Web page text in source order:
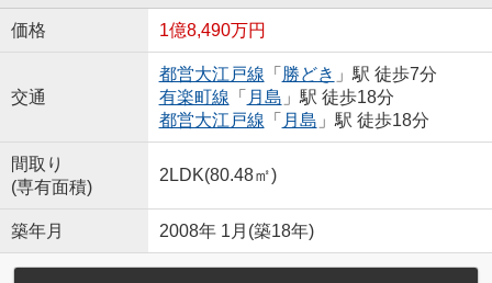
価格 1億8,490万円
交通
都営大江戸線 「 勝どき 」駅 徒歩7分
有楽町線 「 月島 」駅 徒歩18分
都営大江戸線 「 月島 」駅 徒歩18分
間取り
(専有面積)
2LDK(80.48㎡)
築年月 2008年 1月(築18年)